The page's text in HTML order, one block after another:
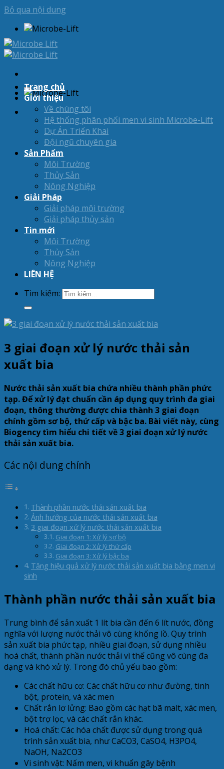
Bỏ qua nội dung
Trang chủ
Giới thiệu
Về chúng tôi
Hệ thống phân phối men vi sinh Microbe-Lift
Dự Án Triển Khai
Đội ngũ chuyên gia
Sản Phẩm
Môi Trường
Thủy Sản
Nông Nghiệp
Giải Pháp
Giải pháp môi trường
Giải pháp thủy sản
Tin mới
Môi Trường
Thủy Sản
Nông Nghiệp
LIÊN HỆ
Tìm kiếm:
3 giai đoạn xử lý nước thải sản
xuất bia
Nước thải sản xuất bia chứa nhiều thành phần phức
tạp. Để xử lý đạt chuẩn cần áp dụng quy trình đa giai
đoạn, thông thường được chia thành 3 giai đoạn
chính gồm sơ bộ, thứ cấp và bậc ba. Bài viết này, cùng
Biogency tìm hiểu chi tiết về 3 giai đoạn xử lý nước
thải sản xuất bia.
Các nội dung chính
Thành phần nước thải sản xuất bia
Ảnh hưởng của nước thải sản xuất bia
3 giai đoạn xử lý nước thải sản xuất bia
Giai đoạn 1: Xử lý sơ bộ
Giai đoạn 2: Xử lý thứ cấp
Giai đoạn 3: Xử lý bậc ba
Tăng hiệu quả xử lý nước thải sản xuất bia bằng men vi
sinh
Thành phần nước thải sản xuất bia
Trung bình để sản xuất 1 lít bia cần đến 6 lít nước, đồng
nghĩa với lượng nước thải vô cùng khổng lồ. Quy trình
sản xuất bia phức tạp, nhiều giai đoạn, sử dụng nhiều
hoá chất, thành phần nước thải vì thế cũng vô cùng đa
dạng và khó xử lý. Trong đó chủ yếu bao gồm:
Các chất hữu cơ: Các chất hữu cơ như đường, tinh
bột, protein, và xác men
Chất rắn lơ lửng: Bao gồm các hạt bã malt, xác men,
bột trợ lọc, và các chất rắn khác.
Hoá chất: Các hóa chất được sử dụng trong quá
trình sản xuất bia, như CaCO3, CaSO4, H3PO4,
NaOH, Na2CO3
Vi sinh vật: Nấm men, vi khuẩn gây bệnh